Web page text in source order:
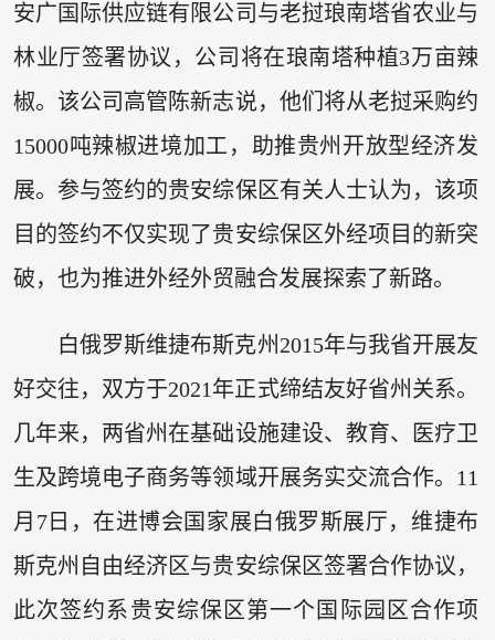
安广国际供应链有限公司与老挝琅南塔省农业与
林业厅签署协议，公司将在琅南塔种植3万亩辣
椒。该公司高管陈新志说，他们将从老挝采购约
15000吨辣椒进境加工，助推贵州开放型经济发
展。参与签约的贵安综保区有关人士认为，该项
目的签约不仅实现了贵安综保区外经项目的新突
破，也为推进外经外贸融合发展探索了新路。
白俄罗斯维捷布斯克州2015年与我省开展友
好交往，双方于2021年正式缔结友好省州关系。
几年来，两省州在基础设施建设、教育、医疗卫
生及跨境电子商务等领域开展务实交流合作。11
月7日，在进博会国家展白俄罗斯展厅，维捷布
斯克州自由经济区与贵安综保区签署合作协议，
此次签约系贵安综保区第一个国际园区合作项